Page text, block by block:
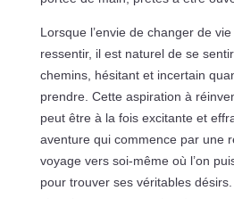
Lorsque l’envie de changer de
ressentir, il est naturel de se
chemins, hésitant et incertain
prendre. Cette aspiration à
peut être à la fois excitante et
aventure qui commence par une
voyage vers soi-même où l’on
pour trouver ses véritables